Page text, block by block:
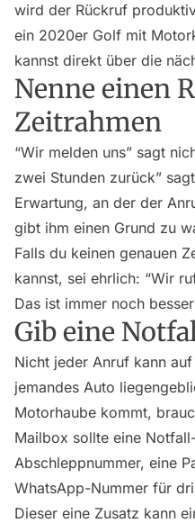
wird der Rückruf
ein 2020er Golf mit
kannst direkt über die
Nenne einen
Zeitrahmen
“Wir melden uns” sagt
zwei Stunden zurück”
Erwartung, an der der
gibt ihm einen Grund zu
Falls du keinen genauen
kannst, sei ehrlich: “Wir
Das ist immer noch
Gib eine
Nicht jeder Anruf kann
jemandes Auto
Motorhaube kommt,
Mailbox sollte eine
Abschleppnummer, eine
WhatsApp-Nummer für
Dieser eine Zusatz kann